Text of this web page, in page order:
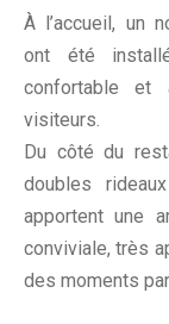
À l’accueil, un
ont été
confortable et
visiteurs.
Du côté du
doubles
apportent une
conviviale, très
des moments